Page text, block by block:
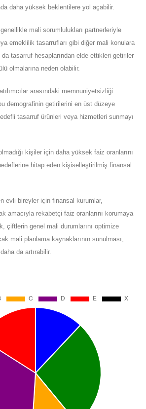
daha yüksek beklentilere yol açabilir.
mali sorumlulukları partnerleriyle
emeklilik tasarrufları gibi diğer mali konulara
tasarruf hesaplarından elde ettikleri getiriler
olmalarına neden olabilir.
arasındaki memnuniyetsizliği
demografinin getirilerini en üst düzeye
tasarruf ürünleri veya hizmetleri sunmayı
kişiler için daha yüksek faiz oranlarını
hitap eden kişiselleştirilmiş finansal
evli bireyler için finansal kurumlar,
amacıyla rekabetçi faiz oranlarını korumaya
çiftlerin genel mali durumlarını optimize
mali planlama kaynaklarının sunulması,
da artırabilir.